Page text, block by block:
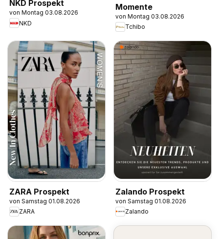
NKD Prospekt
von Montag 03.08.2026
NKD
Momente
von Montag 03.08.2026
Tchibo
ZARA Prospekt
von Samstag 01.08.2026
ZARA
Zalando Prospekt
von Samstag 01.08.2026
Zalando